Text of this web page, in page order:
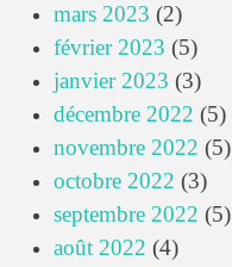
mars 2023 (2)
février 2023 (5)
janvier 2023 (3)
décembre 2022 (5)
novembre 2022 (5)
octobre 2022 (3)
septembre 2022 (5)
août 2022 (4)